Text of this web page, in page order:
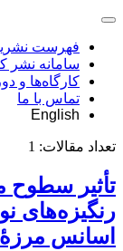
فهرست
سامانه نشر
کارگاه‌ها و
تماس با ما
English
تعداد مقالات: 1
تأثیر سطوح
رنگیزه‌های
اسانس مرزۀ